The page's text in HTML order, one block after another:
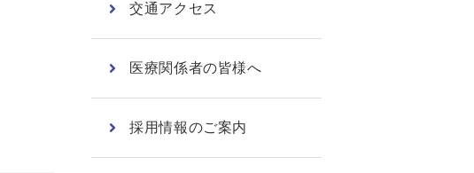
交通アクセス
医療関係者の皆様へ
採用情報のご案内